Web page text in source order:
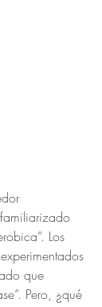
Los
que
Pero, ¿qué